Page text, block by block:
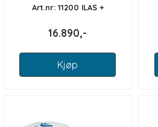
Art.nr: 11200 ILAS +
16.890,-
Kjøp